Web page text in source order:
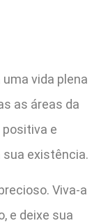
vida plena
as áreas da
e
existência.
Viva-a
e deixe sua